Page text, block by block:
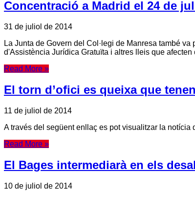
Concentració a Madrid el 24 de
31 de juliol de 2014
La Junta de Govern del Col·legi de Manresa també
d'Assistència Jurídica Gratuïta i altres lleis que
Read More »
El torn d’ofici es queixa que
11 de juliol de 2014
A través del següent enllaç es pot visualitzar la
Read More »
El Bages intermediarà en els
10 de juliol de 2014